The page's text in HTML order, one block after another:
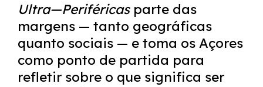
Ultra—Periféricasparte das
margens — tanto geográficas
quanto sociais — e toma os Açores
como ponto de partida para
refletir sobre o que significa ser